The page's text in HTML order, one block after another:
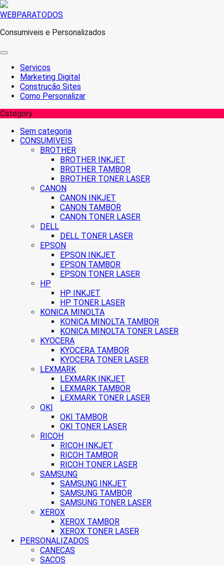
Skip
content
WEBPARATODOS
Consumiveis e Personalizados
Serviços
Marketing Digital
Construção Sites
Como Personalizar
Category
Sem categoria
CONSUMIVEIS
BROTHER
BROTHER INKJET
BROTHER TAMBOR
BROTHER TONER LASER
CANON
CANON INKJET
CANON TAMBOR
CANON TONER LASER
DELL
DELL TONER LASER
EPSON
EPSON INKJET
EPSON TAMBOR
EPSON TONER LASER
HP
HP INKJET
HP TONER LASER
KONICA MINOLTA
KONICA MINOLTA TAMBOR
KONICA MINOLTA TONER LASER
KYOCERA
KYOCERA TAMBOR
KYOCERA TONER LASER
LEXMARK
LEXMARK INKJET
LEXMARK TAMBOR
LEXMARK TONER LASER
OKI
OKI TAMBOR
OKI TONER LASER
RICOH
RICOH INKJET
RICOH TAMBOR
RICOH TONER LASER
SAMSUNG
SAMSUNG INKJET
SAMSUNG TAMBOR
SAMSUNG TONER LASER
XEROX
XEROX TAMBOR
XEROX TONER LASER
PERSONALIZADOS
CANECAS
SACOS